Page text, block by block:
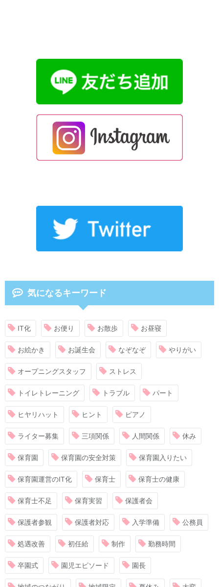
気になるキーワード
IT化 お便り お散歩 お昼寝
お絵かき お誕生会 なぞなぞ やりがい
オープニングスタッフ ストレス
トイレトレーニング トラブル パート
ヒヤリハット ヒント ピアノ
ライター募集 三項関係 人間関係 休み
保育園 保育園の安全対策 保育園入りたい
保育園運営のIT化 保育士 保育士の健康
保育士不足 保育実習 保護者会
保護者参観 保護者対応 入学準備 公務員
処遇改善 初任給 制作 勤務時間
卒園式 園児エピソード 園長